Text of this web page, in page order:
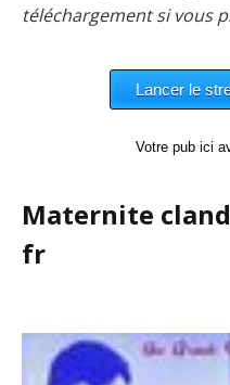
téléchargement si vous
Votre pub ici
Maternite
fr